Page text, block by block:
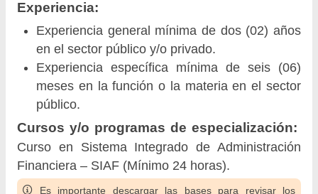
Experiencia:
Experiencia general mínima de dos (02) años
en el sector público y/o privado.
Experiencia específica mínima de seis (06)
meses en la función o la materia en el sector
público.
Cursos y/o programas de especialización:
Curso en Sistema Integrado de Administración
Financiera – SIAF (Mínimo 24 horas).
Es importante descargar las bases para revisar los